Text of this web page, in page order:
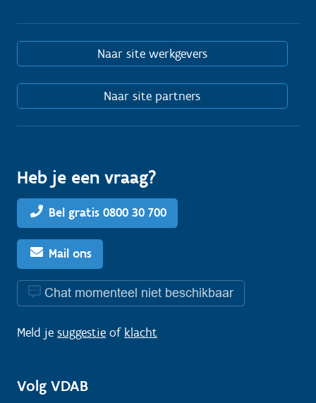
Naar site werkgevers
Naar site partners
Heb je een vraag?
Bel gratis 0800 30 700
Mail ons
Chat momenteel niet beschikbaar
Meld je suggestie of klacht
Volg VDAB